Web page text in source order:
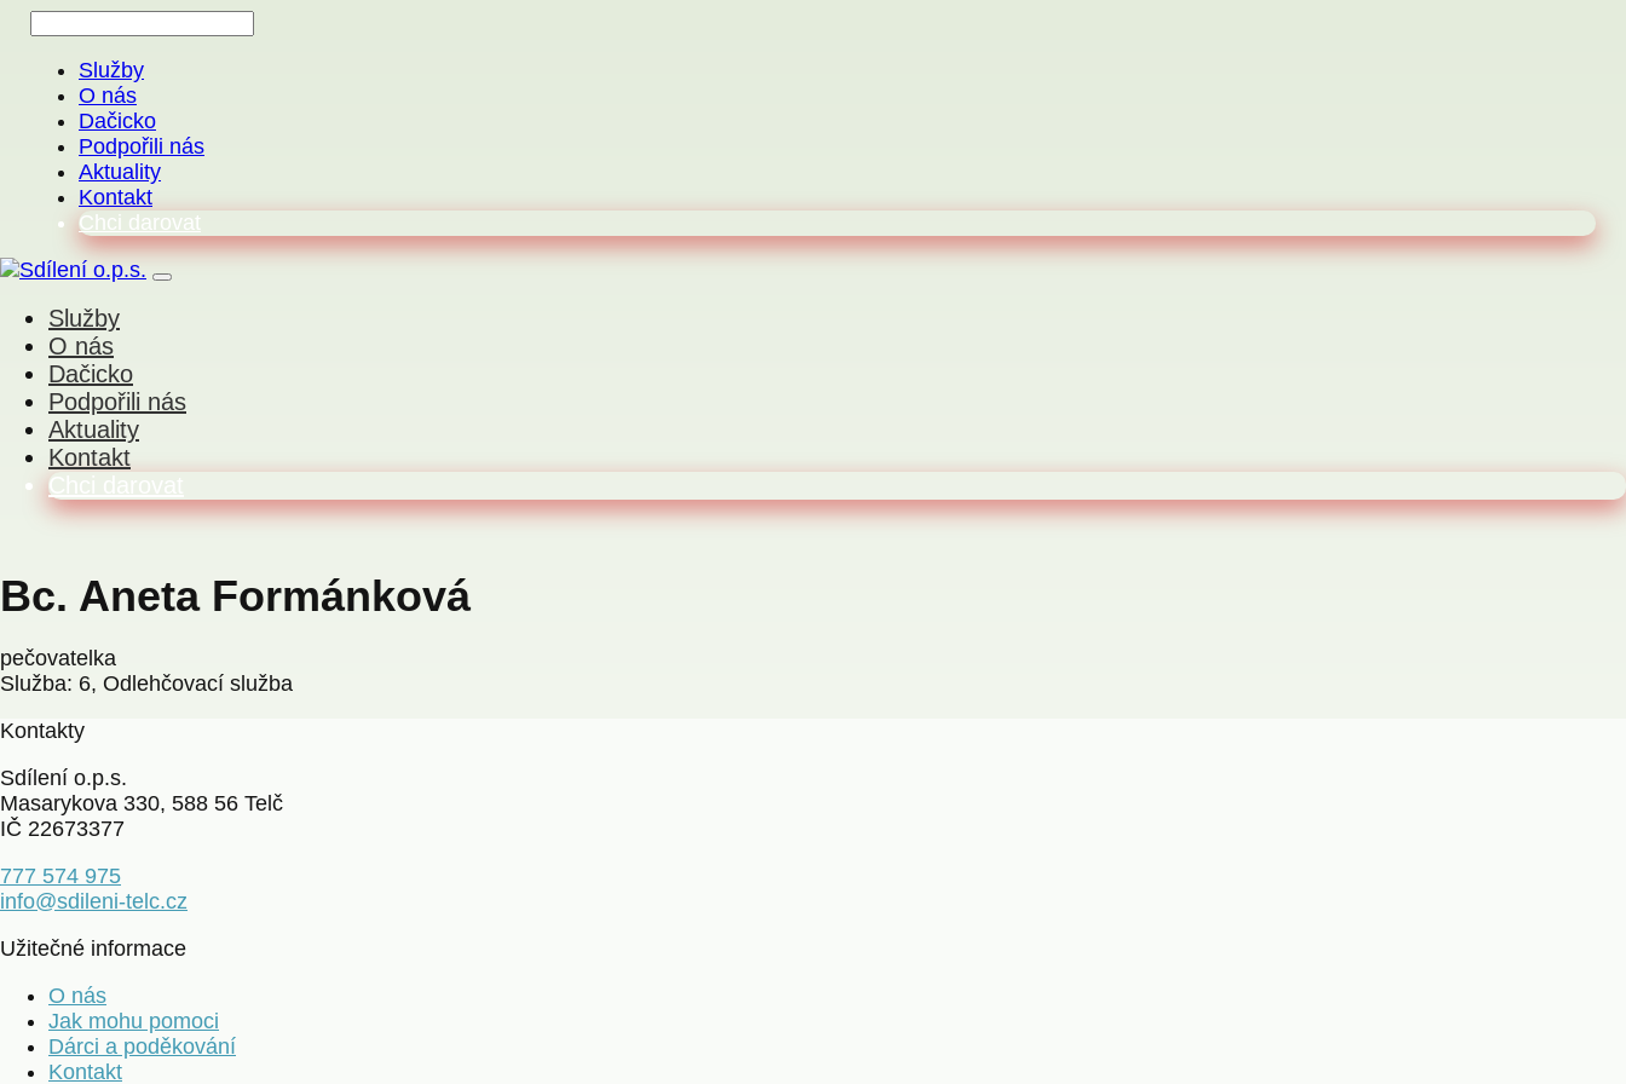
Služby
O nás
Dačicko
Podpořili nás
Aktuality
Kontakt
Chci darovat
Služby
O nás
Dačicko
Podpořili nás
Aktuality
Kontakt
Chci darovat
Bc. Aneta Formánková
pečovatelka
Služba: 6, Odlehčovací služba
Kontakty
Sdílení o.p.s.
Masarykova 330, 588 56 Telč
IČ 22673377
777 574 975
info@sdileni-telc.cz
Užitečné informace
O nás
Jak mohu pomoci
Dárci a poděkování
Kontakt